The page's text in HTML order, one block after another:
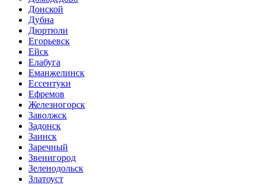
Донской
Дубна
Дюртюли
Егорьевск
Ейск
Елабуга
Еманжелинск
Ессентуки
Ефремов
Железногорск
Заволжск
Задонск
Заинск
Заречный
Звенигород
Зеленодольск
Златоуст